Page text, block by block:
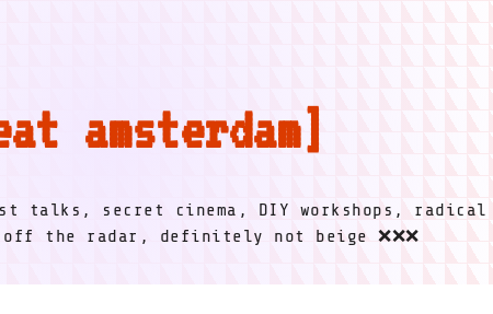
amsterdam
secret cinema, DIY workshops, radical
off the radar, definitely not beige ❌❌❌